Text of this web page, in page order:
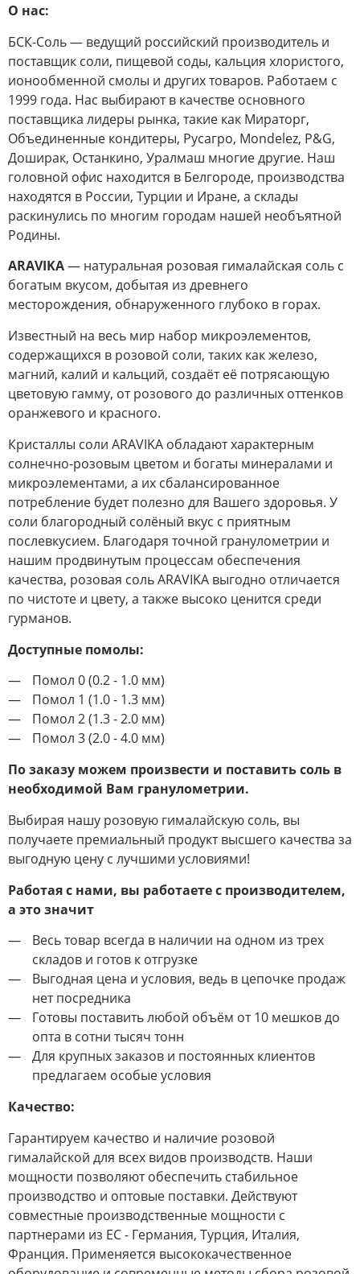
О нас:
БСК-Соль — ведущий российский производитель и
поставщик соли, пищевой соды, кальция хлористого,
ионообменной смолы и других товаров. Работаем с
1999 года. Нас выбирают в качестве основного
поставщика лидеры рынка, такие как Мираторг,
Объединенные кондитеры, Русагро, Mondelez, P&G,
Доширак, Останкино, Уралмаш многие другие. Наш
головной офис находится в Белгороде, производства
находятся в России, Турции и Иране, а склады
раскинулись по многим городам нашей необъятной
Родины.
ARAVIKA— натуральная розовая гималайская соль с
богатым вкусом, добытая из древнего
месторождения, обнаруженного глубоко в горах.
Известный на весь мир набор микроэлементов,
содержащихся в розовой соли, таких как железо,
магний, калий и кальций, создаёт её потрясающую
цветовую гамму, от розового до различных оттенков
оранжевого и красного.
Кристаллы соли ARAVIKA обладают характерным
солнечно-розовым цветом и богаты минералами и
микроэлементами, а их сбалансированное
потребление будет полезно для Вашего здоровья. У
соли благородный солёный вкус с приятным
послевкусием. Благодаря точной гранулометрии и
нашим продвинутым процессам обеспечения
качества, розовая соль ARAVIKA выгодно отличается
по чистоте и цвету, а также высоко ценится среди
гурманов.
Доступные помолы:
Помол 0 (0.2 - 1.0 мм)
Помол 1 (1.0 - 1.3 мм)
Помол 2 (1.3 - 2.0 мм)
Помол 3 (2.0 - 4.0 мм)
По заказу можем произвести и поставить соль в
необходимой Вам гранулометрии.
Выбирая нашу розовую гималайскую соль, вы
получаете премиальный продукт высшего качества за
выгодную цену с лучшими условиями!
Работая с нами, вы работаете с производителем,
а это значит
Весь товар всегда в наличии на одном из трех
складов и готов к отгрузке
Выгодная цена и условия, ведь в цепочке продаж
нет посредника
Готовы поставить любой объём от 10 мешков до
опта в сотни тысяч тонн
Для крупных заказов и постоянных клиентов
предлагаем особые условия
Качество:
Гарантируем качество и наличие розовой
гималайской для всех видов производств. Наши
мощности позволяют обеспечить стабильное
производство и оптовые поставки. Действуют
совместные производственные мощности с
партнерами из ЕС - Германия, Турция, Италия,
Франция. Применяется высококачественное